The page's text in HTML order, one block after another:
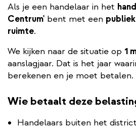
Als je een handelaar in het
Centrum' bent met een
ruimte.
We kijken naar de situatie op 1
aanslagjaar. Dat is het jaar
berekenen en je moet betalen.
Wie betaalt deze
Handelaars buiten het